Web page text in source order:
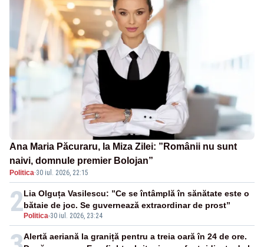
Ana Maria Păcuraru, la Miza Zilei: ”Românii nu sunt
naivi, domnule premier Bolojan”
Politica·30 iul. 2026, 22:15
2 Politica-30 iul. 2026, 23:24
Lia Olguța Vasilescu: ”Ce se întâmplă în sănătate este o
bătaie de joc. Se guvernează extraordinar de prost”
Alertă aeriană la graniță pentru a treia oară în 24 de ore.